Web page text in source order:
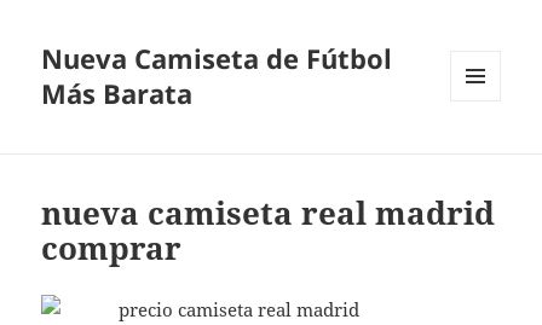
Nueva Camiseta de Fútbol
Más Barata
nueva camiseta real madrid
comprar